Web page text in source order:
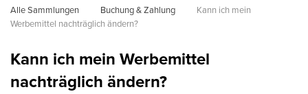
Alle Sammlungen Buchung & Zahlung
Kann ich mein
Werbemittel nachträglich ändern?
Kann ich mein Werbemittel
nachträglich ändern?